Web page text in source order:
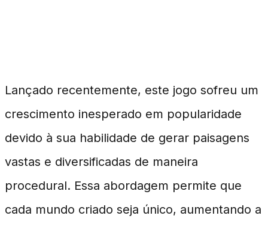
Lançado recentemente, este jogo sofreu um
crescimento inesperado em popularidade
devido à sua habilidade de gerar paisagens
vastas e diversificadas de maneira
procedural. Essa abordagem permite que
cada mundo criado seja único, aumentando a